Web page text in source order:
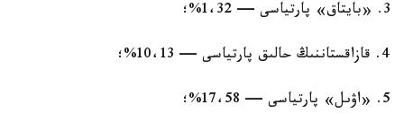
3. «بايتاق» پارتياسى — 1،32%؛
4. قازاقستاننىڭ حالىق پارتياسى — 10،13%؛
5. «اۋىل» پارتياسى — 17،58%؛